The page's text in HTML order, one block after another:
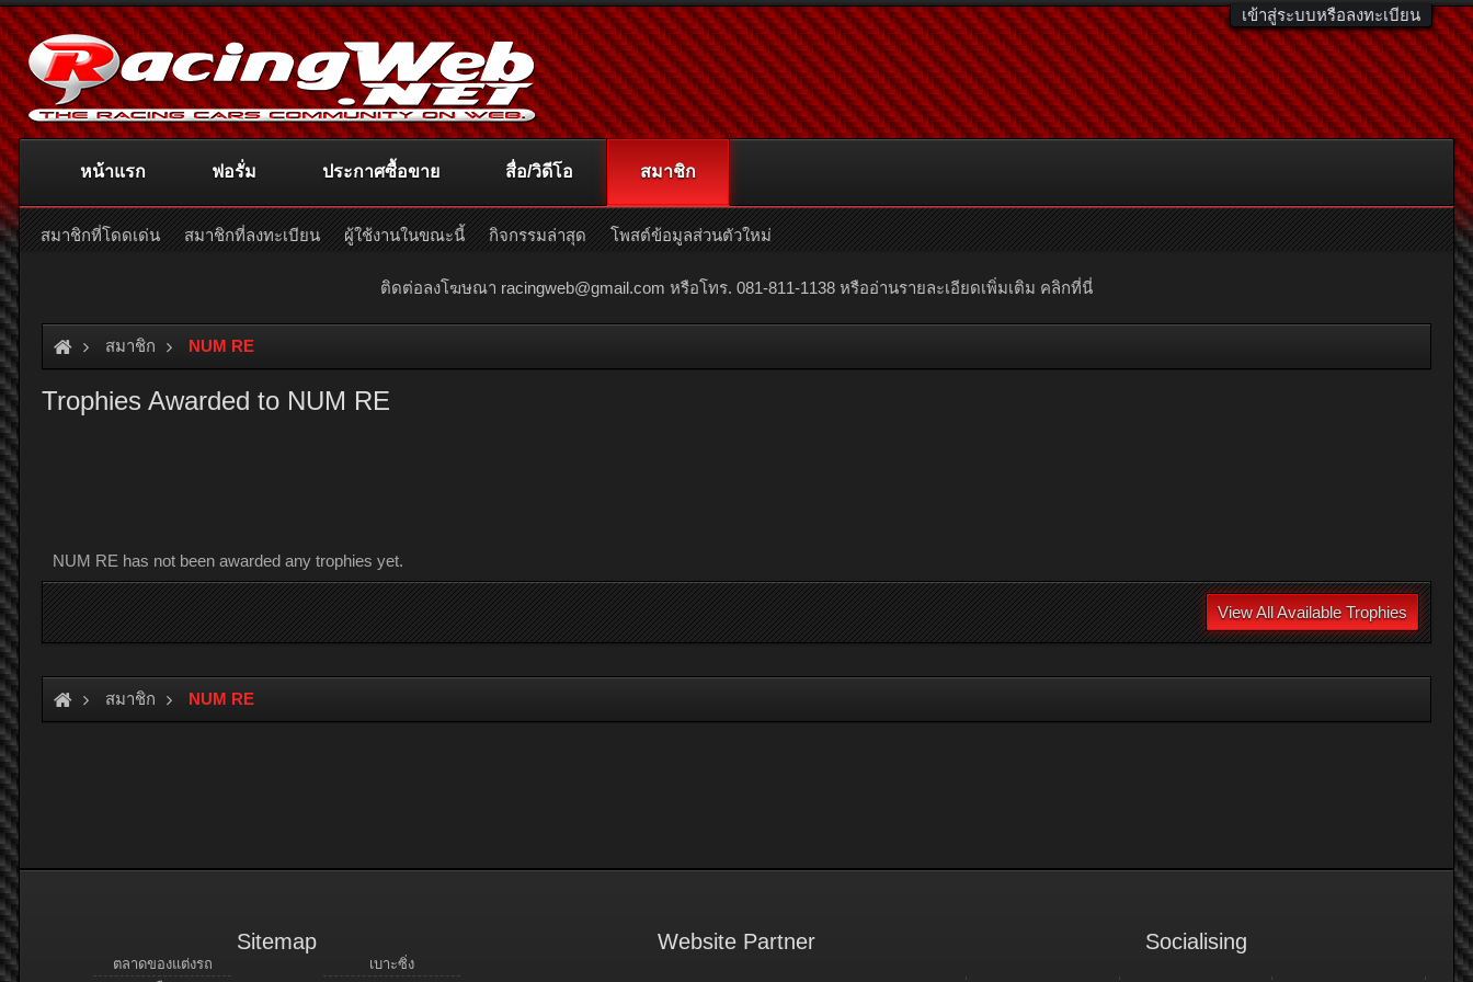
เข้าสู่ระบบหรือลงทะเบียน
ติดต่อลงโฆษณา racingweb@gmail.com หรือโทร. 081-811-1138 หรืออ่านรายละเอียดเพิ่มเติม คลิกที่นี่
สมาชิก NUM RE
Trophies Awarded to NUM RE
NUM RE has not been awarded any trophies yet.
View All Available Trophies
สมาชิก NUM RE
หน้าแรก ฟอรั่ม ประกาศซื้อขาย สื่อ/วิดีโอ สมาชิก
สมาชิกที่โดดเด่น สมาชิกที่ลงทะเบียน ผู้ใช้งานในขณะนี้ กิจกรรมล่าสุด โพสต์ข้อมูลส่วนตัวใหม่
Sitemap
ตลาดของแต่งรถ
เบาะซิ่ง
Website Partner Socialising